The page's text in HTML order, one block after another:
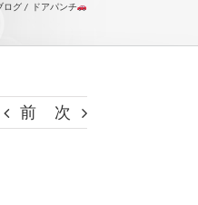
ログ ドアパンチ
前 次